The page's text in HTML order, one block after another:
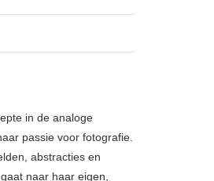
in de analoge
passie voor fotografie.
abstracties en
naar haar eigen,